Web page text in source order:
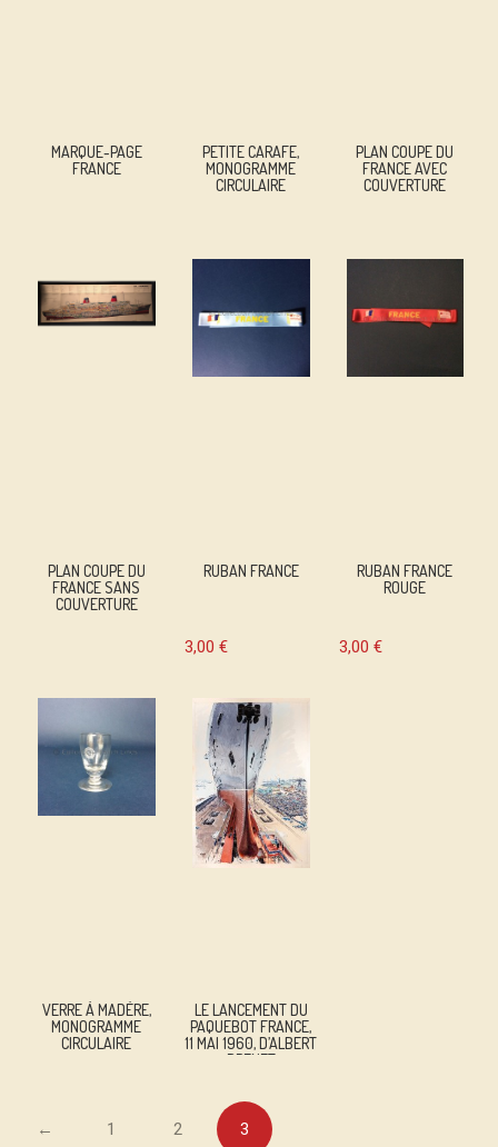
MARQUE-PAGE
FRANCE
PETITE CARAFE,
MONOGRAMME
CIRCULAIRE
PLAN COUPE DU
FRANCE AVEC
COUVERTURE
PLAN COUPE DU
FRANCE SANS
COUVERTURE
RUBAN FRANCE
3,00 €
RUBAN FRANCE
ROUGE
3,00 €
VERRE À MADÈRE,
MONOGRAMME
CIRCULAIRE
LE LANCEMENT DU
PAQUEBOT FRANCE,
11 MAI 1960, D’ALBERT
BRENET
← 1 2 3